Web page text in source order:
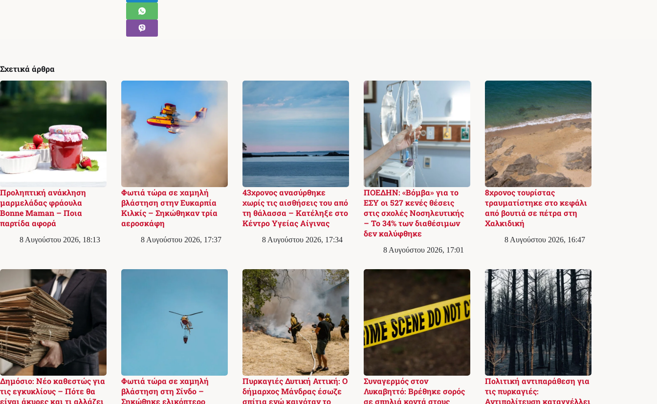
Σχετικά άρθρα
Προληπτική ανάκληση
μαρμελάδας φράουλα
Bonne Maman – Ποια
παρτίδα αφορά
8 Αυγούστου 2026, 18:13
Φωτιά τώρα σε χαμηλή
βλάστηση στην Ευκαρπία
Κιλκίς – Σηκώθηκαν τρία
αεροσκάφη
8 Αυγούστου 2026, 17:37
43χρονος ανασύρθηκε
χωρίς τις αισθήσεις του από
τη θάλασσα – Κατέληξε στο
Κέντρο Υγείας Αίγινας
8 Αυγούστου 2026, 17:34
ΠΟΕΔΗΝ: «Βόμβα» για το
ΕΣΥ οι 527 κενές θέσεις
στις σχολές Νοσηλευτικής
– Το 34% των διαθέσιμων
δεν καλύφθηκε
8 Αυγούστου 2026, 17:01
8χρονος τουρίστας
τραυματίστηκε στο κεφάλι
από βουτιά σε πέτρα στη
Χαλκιδική
8 Αυγούστου 2026, 16:47
Δημόσιο: Νέο καθεστώς για
τις εγκυκλίους – Πότε θα
είναι άκυρες και τι αλλάζει
Φωτιά τώρα σε χαμηλή
βλάστηση στη Σίνδο –
Σηκώθηκε ελικόπτερο
Πυρκαγιές Δυτική Αττική: Ο
δήμαρχος Μάνδρας έσωζε
σπίτια ενώ καιγόταν το
Συναγερμός στον
Λυκαβηττό: Βρέθηκε σορός
σε σπηλιά κοντά στους
Πολιτική αντιπαράθεση για
τις πυρκαγιές:
Αντιπολίτευση καταγγέλλει